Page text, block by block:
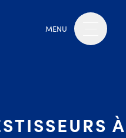
MENU
À